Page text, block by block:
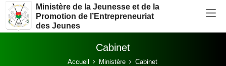
Aller au contenu principal
Ministère de la Jeunesse et de la
Promotion de l’Entrepreneuriat
des Jeunes
Cabinet
Accueil Ministère Cabinet